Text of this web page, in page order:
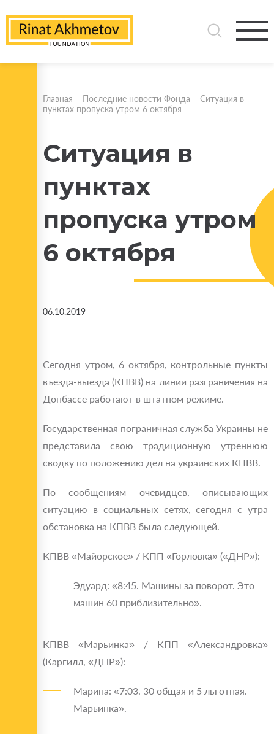
Главная - Последние новости Фонда - Ситуация в
пунктах пропуска утром 6 октября
Ситуация в
пунктах
пропуска утром
6 октября
06.10.2019
Сегодня утром, 6 октября, контрольные пункты
въезда-выезда (КПВВ) на линии разграничения на
Донбассе работают в штатном режиме.
Государственная пограничная служба Украины не
представила свою традиционную утреннюю
сводку по положению дел на украинских КПВВ.
По сообщениям очевидцев, описывающих
ситуацию в социальных сетях, сегодня с утра
обстановка на КПВВ была следующей.
КПВВ «Майорское» / КПП «Горловка» («ДНР»):
Эдуард: «8:45. Машины за поворот. Это
машин 60 приблизительно».
КПВВ «Марьинка» / КПП «Александровка»
(Каргилл, «ДНР»):
Марина: «7:03. 30 общая и 5 льготная.
Марьинка».